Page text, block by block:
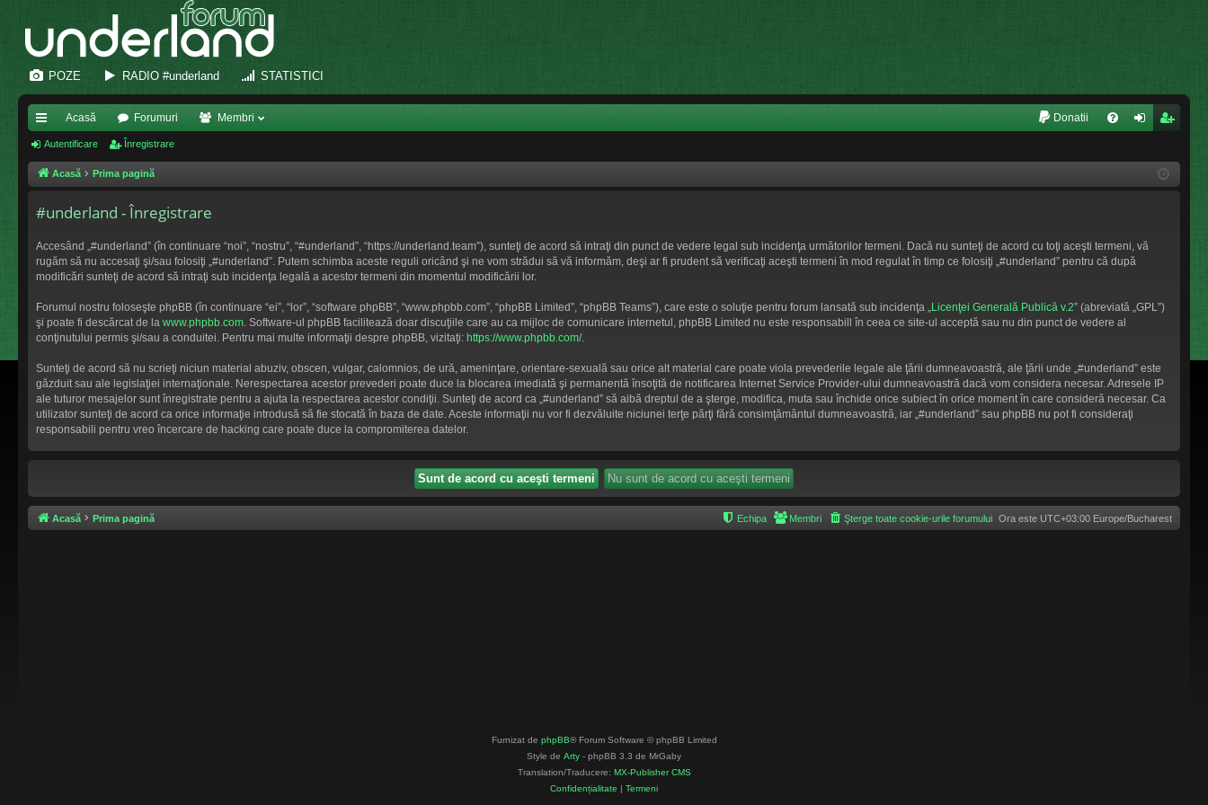
POZE RADIO #underland STATISTICI
eg
ăt
pi
de
Acasă Forumuri Membri Donatii
re
eg
Autentificare Înregistrare
Acasă Prima pagină
#underland - Înregistrare
Accesând „#underland” (în continuare “noi”, “nostru”, “#underland”, “https://underland.team”), sunteţi de acord să intraţi din punct de vedere legal sub incidenţa următorilor termeni. Dacă nu sunteţi de acord cu toţi aceşti termeni, vă
rugăm să nu accesaţi şi/sau folosiţi „#underland”. Putem schimba aceste reguli oricând şi ne vom strădui să vă informăm, deşi ar fi prudent să verificaţi aceşti termeni în mod regulat în timp ce folosiţi „#underland” pentru că după
modificări sunteţi de acord să intraţi sub incidenţa legală a acestor termeni din momentul modificării lor.
Forumul nostru foloseşte phpBB (în continuare “ei”, “lor”, “software phpBB”, “www.phpbb.com”, “phpBB Limited”, “phpBB Teams”), care este o soluţie pentru forum lansată sub incidenţa „ Licenţei Generală Publică v.2” (abreviată „GPL”)
şi poate fi descărcat de la www.phpbb.com . Software-ul phpBB facilitează doar discuţiile care au ca mijloc de comunicare internetul, phpBB Limited nu este responsabill în ceea ce site-ul acceptă sau nu din punct de vedere al
conţinutului permis şi/sau a conduitei. Pentru mai multe informaţii despre phpBB, vizitaţi: https://www.phpbb.com/.
Sunteţi de acord să nu scrieţi niciun material abuziv, obscen, vulgar, calomnios, de ură, ameninţare, orientare-sexuală sau orice alt material care poate viola prevederile legale ale ţării dumneavoastră, ale ţării unde „#underland” este
găzduit sau ale legislaţiei internaţionale. Nerespectarea acestor prevederi poate duce la blocarea imediată şi permanentă însoţită de notificarea Internet Service Provider-ului dumneavoastră dacă vom considera necesar. Adresele IP
ale tuturor mesajelor sunt înregistrate pentru a ajuta la respectarea acestor condiţii. Sunteţi de acord ca „#underland” să aibă dreptul de a şterge, modifica, muta sau închide orice subiect în orice moment în care consideră necesar. Ca
utilizator sunteţi de acord ca orice informaţie introdusă să fie stocată în baza de date. Aceste informaţii nu vor fi dezvăluite niciunei terţe părţi fără consimţământul dumneavoastră, iar „#underland” sau phpBB nu pot fi consideraţi
responsabili pentru vreo încercare de hacking care poate duce la compromiterea datelor.
Acasă Prima pagină Ora este UTC+03:00 Europe/Bucharest
Şterge toate cookie-urile forumului
Membri
Echipa
Furnizat de phpBB® Forum Software © phpBB Limited
Style de Arty - phpBB 3.3 de MrGaby
Translation/Traducere: MX-Publisher CMS
Confidențialitate | Termeni